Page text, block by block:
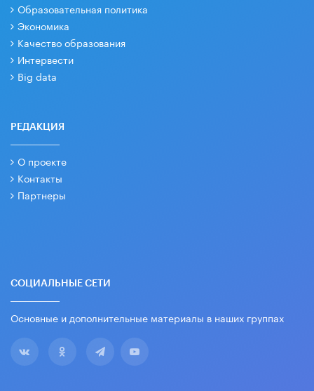
Образовательная политика
Экономика
Качество образования
Интервести
Big data
РЕДАКЦИЯ
О проекте
Контакты
Партнеры
СОЦИАЛЬНЫЕ СЕТИ
Основные и дополнительные материалы в наших группах